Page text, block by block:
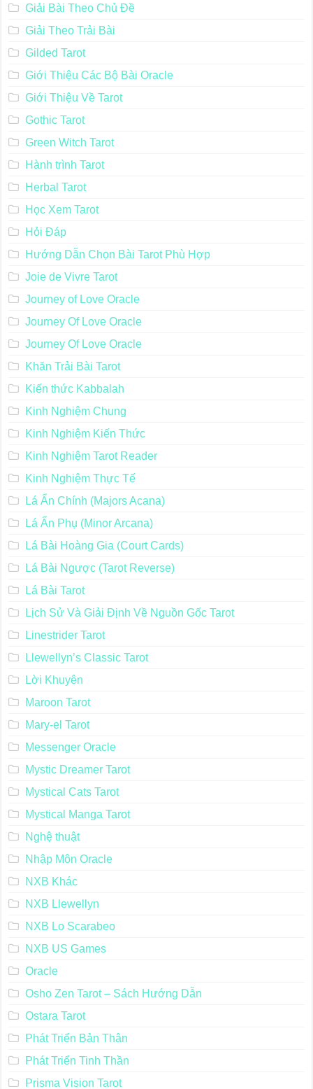
Giải Bài Theo Chủ Đề
Giải Theo Trải Bài
Gilded Tarot
Giới Thiệu Các Bộ Bài Oracle
Giới Thiệu Về Tarot
Gothic Tarot
Green Witch Tarot
Hành trình Tarot
Herbal Tarot
Học Xem Tarot
Hỏi Đáp
Hướng Dẫn Chọn Bài Tarot Phù Hợp
Joie de Vivre Tarot
Journey of Love Oracle
Journey Of Love Oracle
Journey Of Love Oracle
Khăn Trải Bài Tarot
Kiến thức Kabbalah
Kinh Nghiệm Chung
Kinh Nghiệm Kiến Thức
Kinh Nghiệm Tarot Reader
Kinh Nghiệm Thực Tế
Lá Ẩn Chính (Majors Acana)
Lá Ẩn Phụ (Minor Arcana)
Lá Bài Hoàng Gia (Court Cards)
Lá Bài Ngược (Tarot Reverse)
Lá Bài Tarot
Lịch Sử Và Giải Định Về Nguồn Gốc Tarot
Linestrider Tarot
Llewellyn’s Classic Tarot
Lời Khuyên
Maroon Tarot
Mary-el Tarot
Messenger Oracle
Mystic Dreamer Tarot
Mystical Cats Tarot
Mystical Manga Tarot
Nghệ thuật
Nhập Môn Oracle
NXB Khác
NXB Llewellyn
NXB Lo Scarabeo
NXB US Games
Oracle
Osho Zen Tarot – Sách Hướng Dẫn
Ostara Tarot
Phát Triển Bản Thân
Phát Triển Tinh Thần
Prisma Vision Tarot